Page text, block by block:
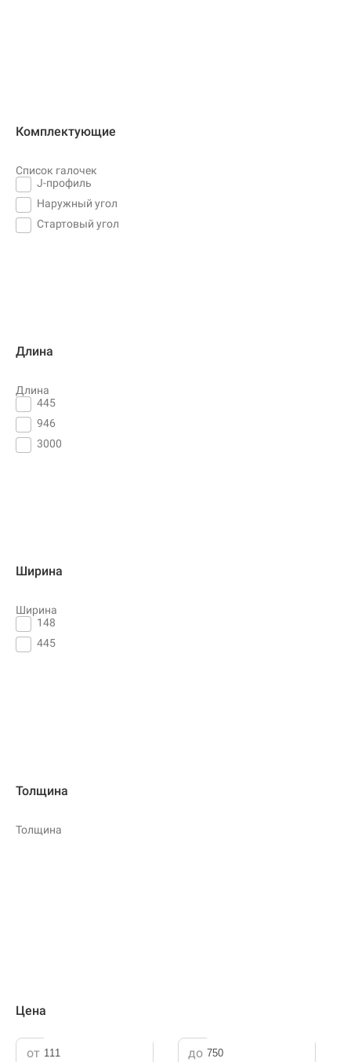
Комплектующие
Список галочек
J-профиль
Наружный угол
Стартовый угол
Длина
Длина
445
946
3000
Ширина
Ширина
148
445
Толщина
Толщина
Цена
от до